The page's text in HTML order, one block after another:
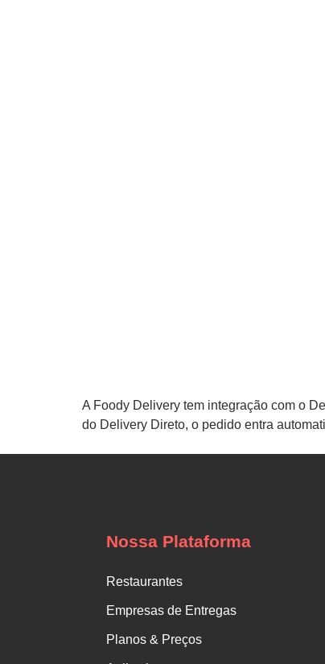
A Foody Delivery tem integração com o
do Delivery Direto, o pedido entra
Nossa Plataforma
Restaurantes
Empresas de Entregas
Planos & Preços